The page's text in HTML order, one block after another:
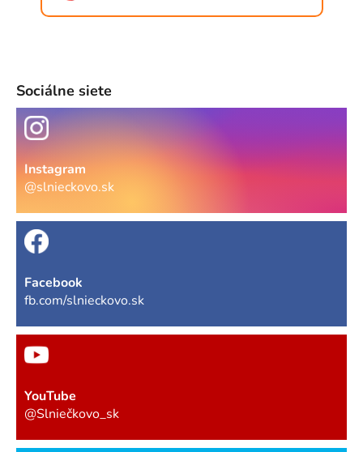
Sociálne siete
Instagram
@slnieckovo.sk
Facebook
fb.com/slnieckovo.sk
YouTube
@Slniečkovo_sk